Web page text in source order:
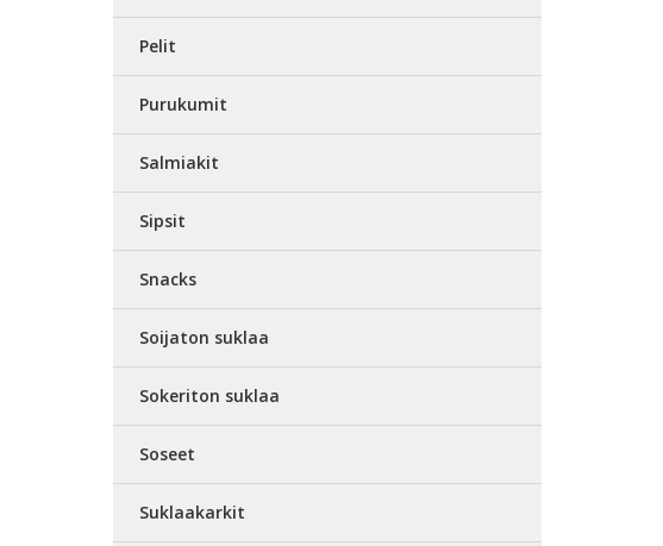
Pelit
Purukumit
Salmiakit
Sipsit
Snacks
Soijaton suklaa
Sokeriton suklaa
Soseet
Suklaakarkit